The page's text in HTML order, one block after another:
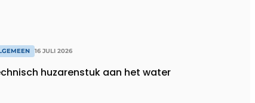
16 JULI 2026
huzarenstuk aan het water